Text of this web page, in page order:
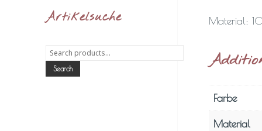
Artikelsuche
Search
for:
Search
Material:
Farbe
Material